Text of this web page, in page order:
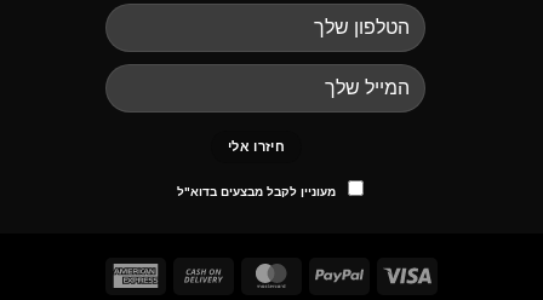
מעוניין לקבל מבצעים בדוא"ל
Visa
PayPal
MasterCard
Cash